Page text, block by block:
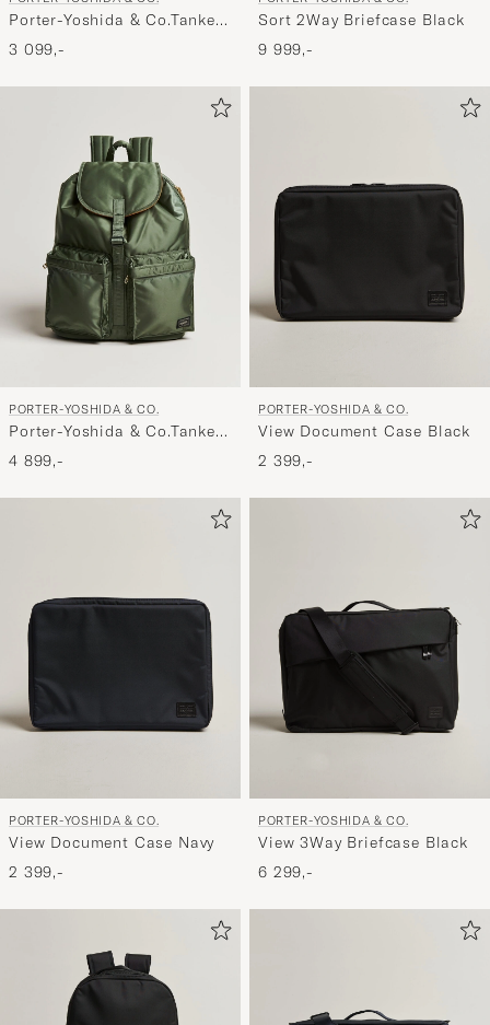
Porter-Yoshida & Co.Tanker
Vertical BagBlack
3 099,-
Sort 2Way Briefcase Black
9 999,-
PORTER-YOSHIDA & CO.
Porter-Yoshida & Co.Tanker
RucksackSage Green
4 899,-
PORTER-YOSHIDA & CO.
View Document Case Black
2 399,-
PORTER-YOSHIDA & CO.
View Document Case Navy
2 399,-
PORTER-YOSHIDA & CO.
View 3Way Briefcase Black
6 299,-